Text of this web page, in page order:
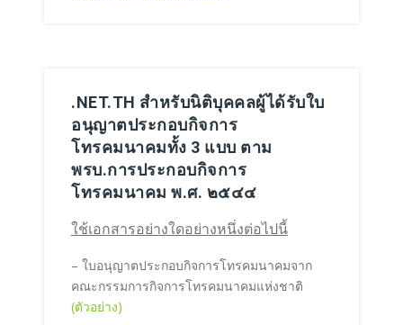
.NET.TH สำหรับนิติบุคคลผู้ได้รับใบ
อนุญาตประกอบกิจการ
โทรคมนาคมทั้ง 3 แบบ ตาม
พรบ.การประกอบกิจการ
โทรคมนาคม พ.ศ. ๒๕๔๔
ใช้เอกสารอย่างใดอย่างหนึ่งต่อไปนี้
– ใบอนุญาตประกอบกิจการโทรคมนาคมจาก
คณะกรรมการกิจการโทรคมนาคมแห่งชาติ
(ตัวอย่าง)